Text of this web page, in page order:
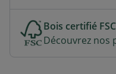
Bois certifié
Découvrez nos